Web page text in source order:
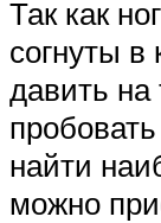
Так как
согнуты в
давить
найти
можно